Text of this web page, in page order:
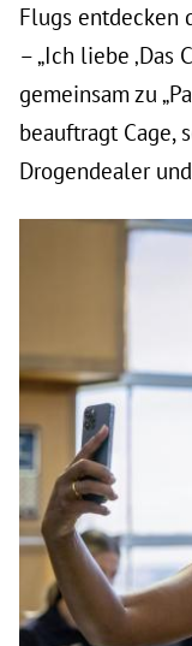
Flugs entdecken
– „Ich liebe ‚Das
gemeinsam zu
beauftragt Cage,
Drogendealer